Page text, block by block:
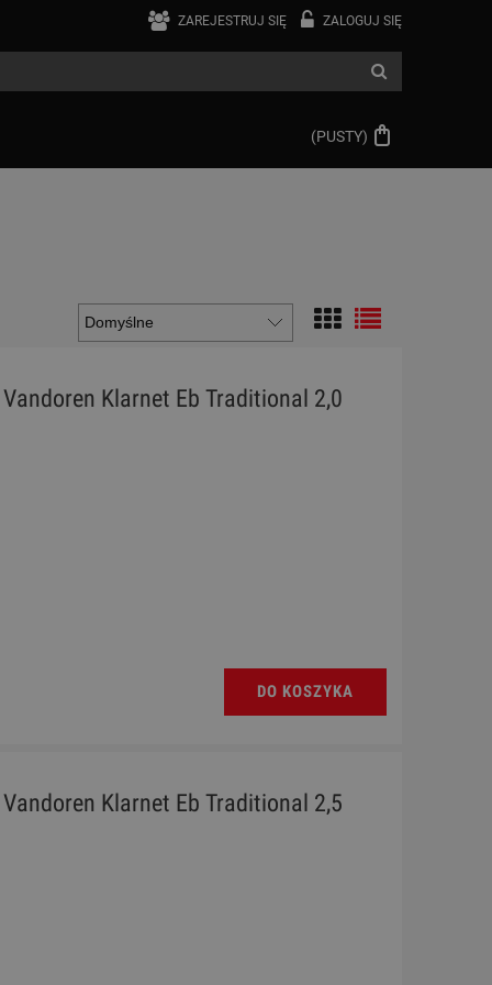
ZAREJESTRUJ SIĘ ZALOGUJ SIĘ
(PUSTY)
Klarnet Eb Traditional 2,0
DO KOSZYKA
Klarnet Eb Traditional 2,5